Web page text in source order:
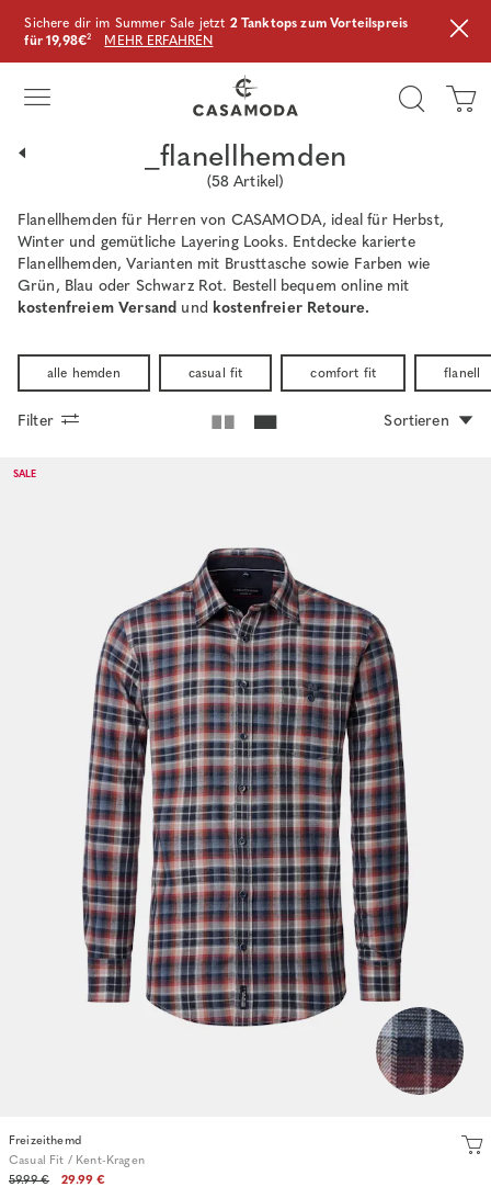
Sichere dir im Summer Sale jetzt 2 Tanktops zum Vorteilspreis
für 19,98€² MEHR ERFAHREN
_flanellhemden
(58 Artikel)
Flanellhemden für Herren von CASAMODA, ideal für Herbst,
Winter und gemütliche Layering Looks. Entdecke karierte
Flanellhemden, Varianten mit Brusttasche sowie Farben wie
Grün, Blau oder Schwarz Rot. Bestell bequem online mit
kostenfreiem Versand und kostenfreier Retoure.
alle hemden casual fit comfort fit flanell
Filter Sortieren
SALE
Freizeithemd
Casual Fit / Kent-Kragen
59.99 €
29.99 €